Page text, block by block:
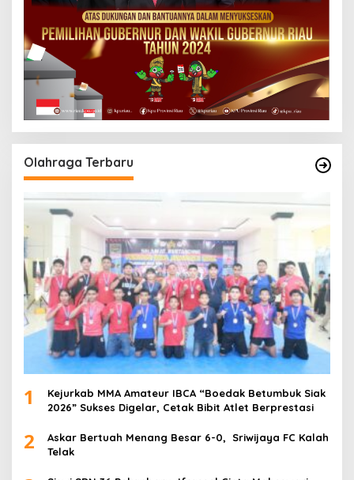
Olahraga Terbaru
1
Kejurkab MMA Amateur IBCA “Boedak Betumbuk Siak
2026” Sukses Digelar, Cetak Bibit Atlet Berprestasi
2
Askar Bertuah Menang Besar 6-0, Sriwijaya FC Kalah
Telak